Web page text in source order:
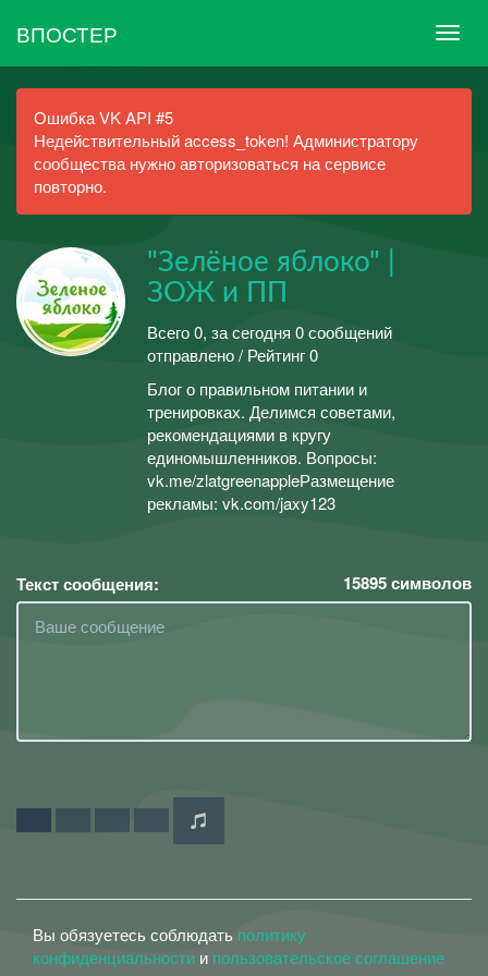
ВПОСТЕР
Ошибка VK API #5
Недействительный access_token! Администратору
сообщества нужно авторизоваться на сервисе
повторно.
"Зелёное яблоко" |
ЗОЖ и ПП
Всего 0, за сегодня 0 сообщений
отправлено / Рейтинг 0
Блог о правильном питании и
тренировках. Делимся советами,
рекомендациями в кругу
единомышленников. Вопросы:
vk.me/zlatgreenappleРазмещение
рекламы: vk.com/jaxy123
Текст сообщения: 15895символов
Вы обязуетесь соблюдать политику
конфиденциальности и пользовательское соглашение